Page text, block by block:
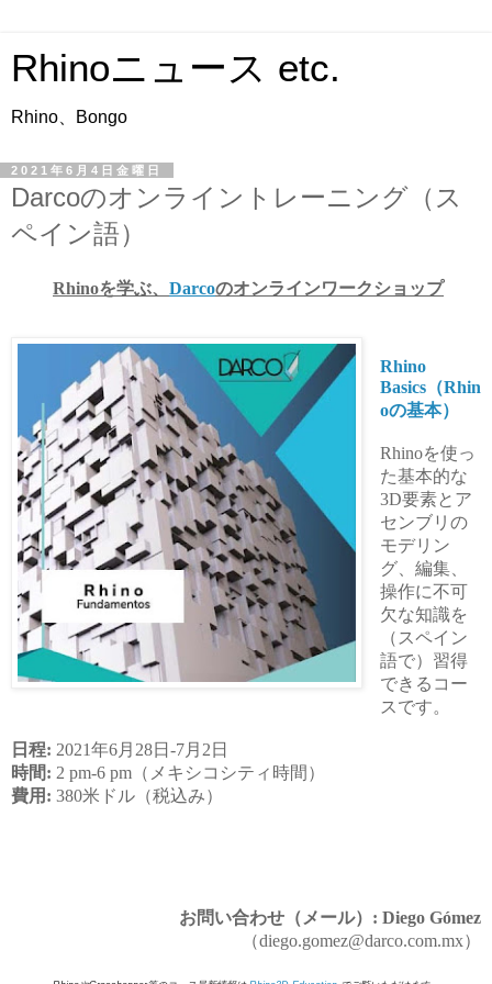
Rhinoニュース etc.
Rhino、Bongo
2021年6月4日金曜日
Darcoのオンライントレーニング（ス
ペイン語）
Rhinoを学ぶ、 Darcoのオンラインワークショップ
Rhino
Basics（Rhin
oの基本）
Rhinoを使っ
た基本的な
3D要素とア
センブリの
モデリン
グ、編集、
操作に不可
欠な知識を
（スペイン
語で）習得
できるコー
スです。
日程: 2021年6月28日-7月2日
時間: 2 pm-6 pm（メキシコシティ時間）
費用: 380米ドル（税込み）
お問い合わせ（メール）: Diego Gómez
（diego.gomez@darco.com.mx）